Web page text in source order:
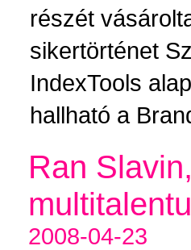
részét
sikertörténet
IndexTools
hallható a
Ran
2008-04-23